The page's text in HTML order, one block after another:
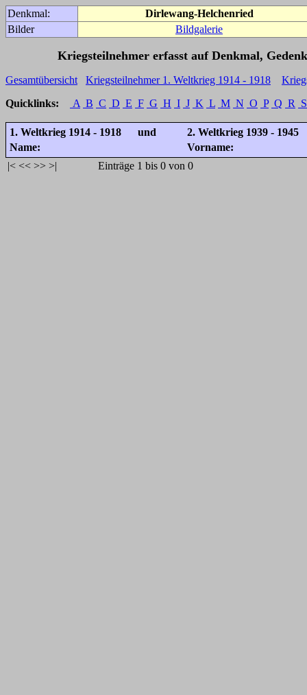
Denkmal:
Dirlewang-Helchenried
Bilder
Bildgalerie
Kriegsteilnehmer erfasst auf Denkmal,
Gesamtübersicht Kriegsteilnehmer 1. Weltkrieg 1914 - 1918
Quicklinks:
A B C D E F G H I J K L M N O P Q R S
1. Weltkrieg 1914 - 1918 und
2. Weltkrieg 1939 - 1945
Name:
Vorname:
|< << >> >| Einträge 1 bis 0 von 0